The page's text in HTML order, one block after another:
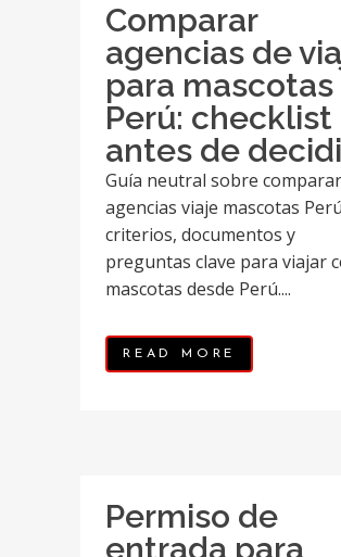
Comparar
agencias de
para mascotas
Perú: checklist
antes de
Guía neutral sobre comparar
agencias viaje mascotas
criterios, documentos y
preguntas clave para viajar
mascotas desde Perú....
READ MORE
Permiso de
entrada para